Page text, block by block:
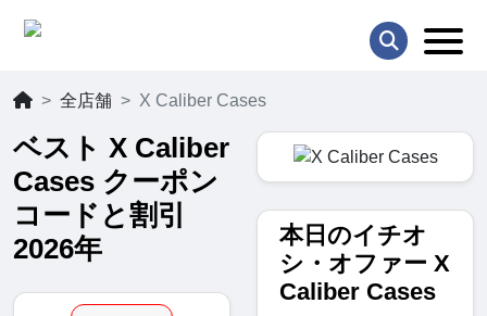
全店舗 X Caliber Cases
ベスト X Caliber
Cases クーポン
コードと割引
2026年
本日のイチオ
シ・オファー X
Caliber Cases